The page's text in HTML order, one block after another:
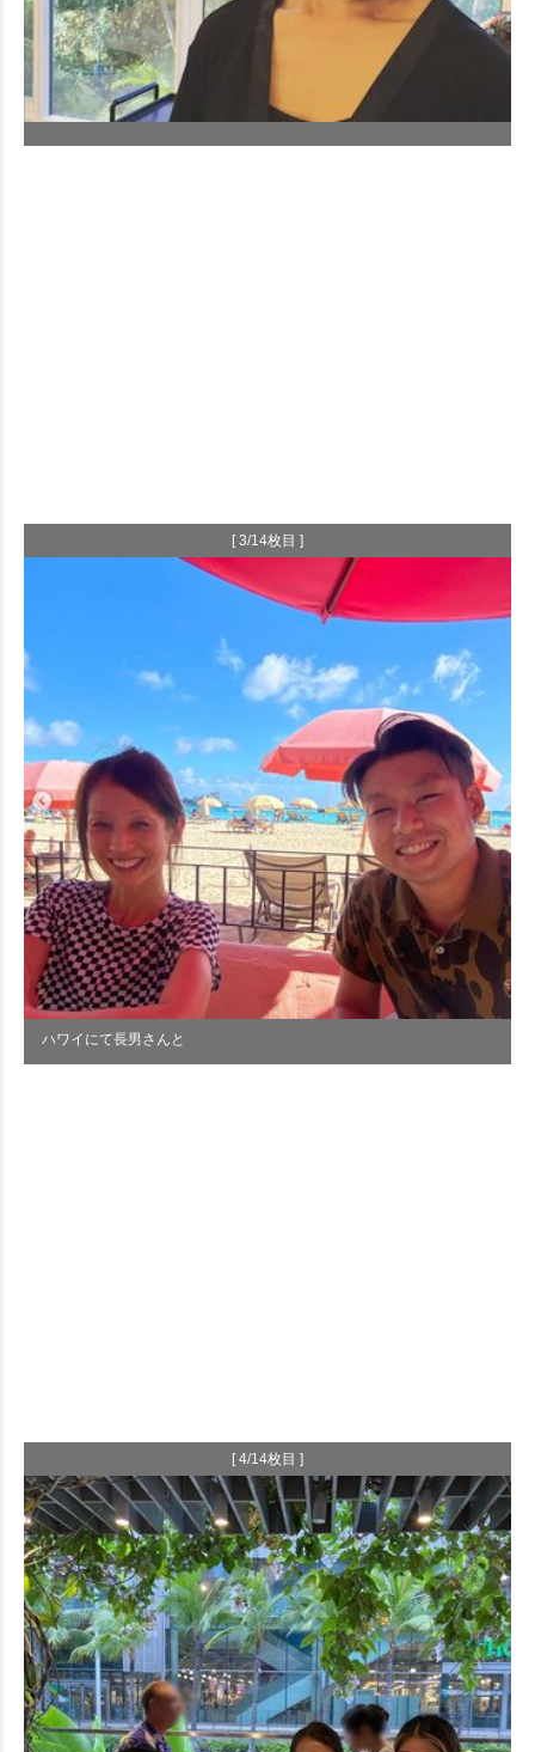
[ 3/14枚目 ]
ハワイにて長男さんと
[ 4/14枚目 ]